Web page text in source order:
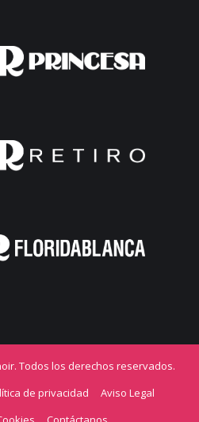
Todos los derechos reservados.
de privacidad
Aviso Legal